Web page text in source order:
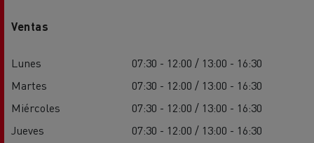
Ventas
Lunes
07:30 - 12:00 / 13:00 - 16:30
Martes
07:30 - 12:00 / 13:00 - 16:30
Miércoles
07:30 - 12:00 / 13:00 - 16:30
Jueves
07:30 - 12:00 / 13:00 - 16:30